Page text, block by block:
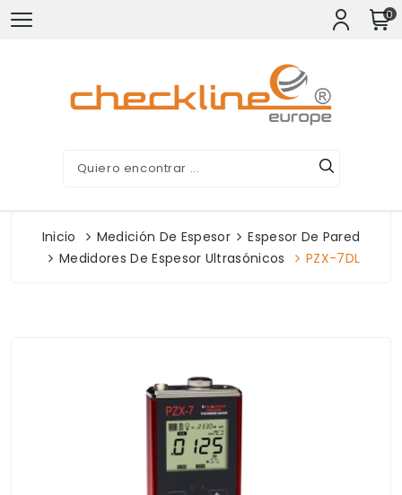
0
Inicio Medición De Espesor
Espesor De Pared
Medidores De Espesor Ultrasónicos
PZX-7DL